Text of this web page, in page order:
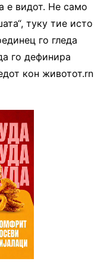
е видот. Не само
туку тие исто
го гледа
го дефинира
кон животот.rn